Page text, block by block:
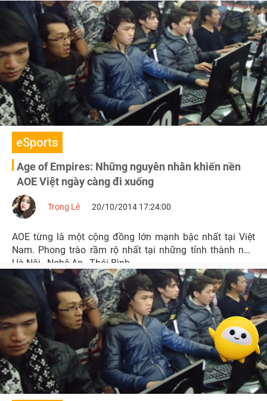
eSports
Age of Empires: Những nguyên nhân khiến nền
AOE Việt ngày càng đi xuống
Trọng Lê 20/10/2014 17:24:00
AOE từng là một cộng đồng lớn mạnh bậc nhất tại Việt
Nam. Phong trào rầm rộ nhất tại những tỉnh thành như
Hà Nội , Nghệ An , Thái Bình...